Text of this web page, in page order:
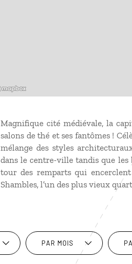
Magnifique cité médiévale, la
salons de thé et ses fantômes !
mélange des styles
dans le centre-ville tandis que les
tour des remparts qui
Shambles, l’un des plus vieux
PAR MOIS